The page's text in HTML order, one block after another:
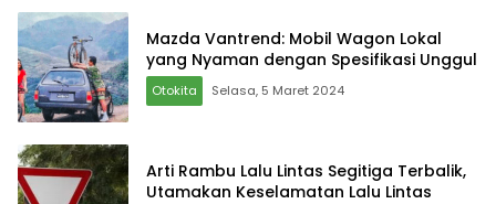
Mazda Vantrend: Mobil Wagon Lokal
yang Nyaman dengan Spesifikasi Unggul
Otokita Selasa, 5 Maret 2024
Arti Rambu Lalu Lintas Segitiga Terbalik,
Utamakan Keselamatan Lalu Lintas